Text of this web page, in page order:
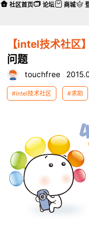
【intel技术社区】
问题
touchfree
#intel技术社区 #求助
本帖最后由
社区首页 论坛 商城